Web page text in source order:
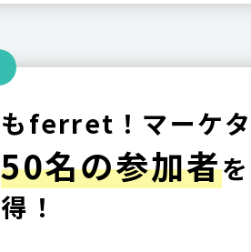
ferret！マーケタ
50名の参加者を
！